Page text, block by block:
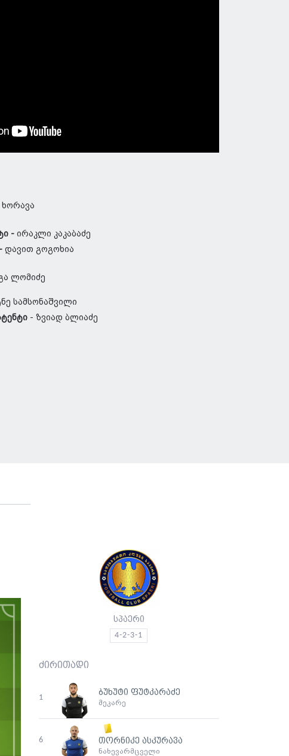
ხორავა
- ირაკლი კაკაბაძე
დავით გოგოხია
ლომიძე
სამსონაშვილი
- ზვიად ბლიაძე
სპაერი
4-2-3-1
ძირითადი
1
ბუხუტი ფუტკარაძე
მეკარე
6 თორნიკე ასკურავა
ნახევარმცველი